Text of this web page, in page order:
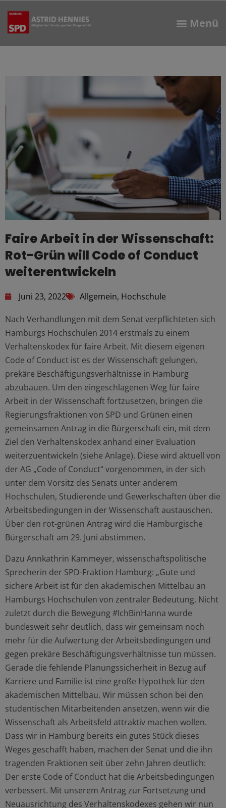
Faire Arbeit in der Wissenschaft:
Rot-Grün will Code of Conduct
weiterentwickeln
Juni 23, 2022 Allgemein, Hochschule
Nach Verhandlungen mit dem Senat verpflichteten sich
Hamburgs Hochschulen 2014 erstmals zu einem
Verhaltenskodex für faire Arbeit. Mit diesem eigenen
Code of Conduct ist es der Wissenschaft gelungen,
prekäre Beschäftigungsverhältnisse in Hamburg
abzubauen. Um den eingeschlagenen Weg für faire
Arbeit in der Wissenschaft fortzusetzen, bringen die
Regierungsfraktionen von SPD und Grünen einen
gemeinsamen Antrag in die Bürgerschaft ein, mit dem
Ziel den Verhaltenskodex anhand einer Evaluation
weiterzuentwickeln (siehe Anlage). Diese wird aktuell von
der AG „Code of Conduct“ vorgenommen, in der sich
unter dem Vorsitz des Senats unter anderem
Hochschulen, Studierende und Gewerkschaften über die
Arbeitsbedingungen in der Wissenschaft austauschen.
Über den rot-grünen Antrag wird die Hamburgische
Bürgerschaft am 29. Juni abstimmen.
Dazu Annkathrin Kammeyer, wissenschaftspolitische
Sprecherin der SPD-Fraktion Hamburg: „Gute und
sichere Arbeit ist für den akademischen Mittelbau an
Hamburgs Hochschulen von zentraler Bedeutung. Nicht
zuletzt durch die Bewegung #IchBinHanna wurde
bundesweit sehr deutlich, dass wir gemeinsam noch
mehr für die Aufwertung der Arbeitsbedingungen und
gegen prekäre Beschäftigungsverhältnisse tun müssen.
Gerade die fehlende Planungssicherheit in Bezug auf
Karriere und Familie ist eine große Hypothek für den
akademischen Mittelbau. Wir müssen schon bei den
studentischen Mitarbeitenden ansetzen, wenn wir die
Wissenschaft als Arbeitsfeld attraktiv machen wollen.
Dass wir in Hamburg bereits ein gutes Stück dieses
Weges geschafft haben, machen der Senat und die ihn
tragenden Fraktionen seit über zehn Jahren deutlich:
Der erste Code of Conduct hat die Arbeitsbedingungen
verbessert. Mit unserem Antrag zur Fortsetzung und
Neuausrichtung des Verhaltenskodexes gehen wir nun